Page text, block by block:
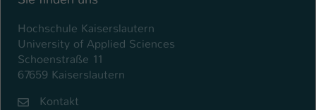
Hochschule Kaiserslautern
University of Applied Sciences
Schoenstraße 11
67659 Kaiserslautern
Kontakt